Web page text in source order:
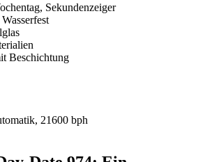
Sekundenzeiger
Wasserfest
Beschichtung
21600 bph